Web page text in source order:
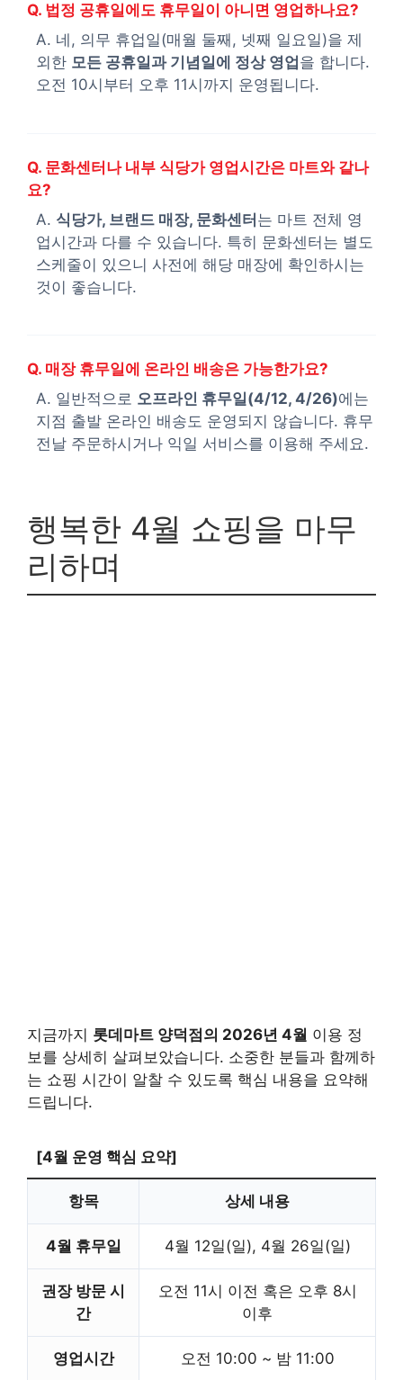
Q. 법정 공휴일에도 휴무일이 아니면 영업하나요?
A. 네, 의무 휴업일(매월 둘째, 넷째 일요일)을 제
외한 모든 공휴일과 기념일에 정상 영업 을 합니다.
오전 10시부터 오후 11시까지 운영됩니다.
Q. 문화센터나 내부 식당가 영업시간은 마트와 같나
요?
A. 식당가, 브랜드 매장, 문화센터는 마트 전체 영
업시간과 다를 수 있습니다. 특히 문화센터는 별도
스케줄이 있으니 사전에 해당 매장에 확인하시는
것이 좋습니다.
Q. 매장 휴무일에 온라인 배송은 가능한가요?
A. 일반적으로 오프라인 휴무일(4/12, 4/26)에는
지점 출발 온라인 배송도 운영되지 않습니다. 휴무
전날 주문하시거나 익일 서비스를 이용해 주세요.
행복한 4월 쇼핑을 마무
리하며
지금까지 롯데마트 양덕점의 2026년 4월 이용 정
보를 상세히 살펴보았습니다. 소중한 분들과 함께하
는 쇼핑 시간이 알찰 수 있도록 핵심 내용을 요약해
드립니다.
[4월 운영 핵심 요약]
항목 상세 내용
4월 휴무일 4월 12일(일), 4월 26일(일)
권장 방문 시
간
오전 11시 이전 혹은 오후 8시
이후
영업시간 오전 10:00 ~ 밤 11:00